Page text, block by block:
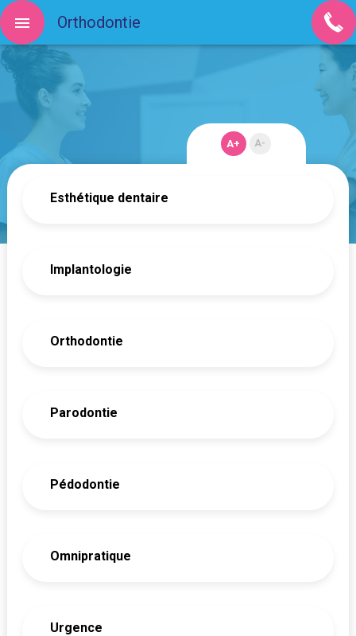
A+ A-
Esthétique dentaire
Implantologie
Orthodontie
Parodontie
Pédodontie
Omnipratique
Urgence
Orthodontie